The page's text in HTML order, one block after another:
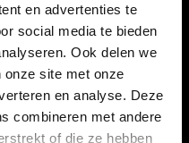
en advertenties te
social media te bieden
Ook delen we
onze site met onze
en analyse. Deze
combineren met andere
of die ze hebben